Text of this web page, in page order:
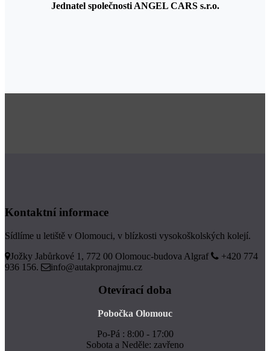
Jednatel společnosti ANGEL CARS s.r.o.
Kontaktní informace
Sídlíme u letiště v Olomouci, v blízkosti vysokoškolských kolejí.
Jožky Jabůrkové 1, 772 00 Olomouc-budova Algraf
+420 774
936 156.
info@autakpronajmu.cz
Otevírací doba
Pobočka Olomouc
Po-Pá : 8:00 - 17:00
Sobota a Neděle: zavřeno